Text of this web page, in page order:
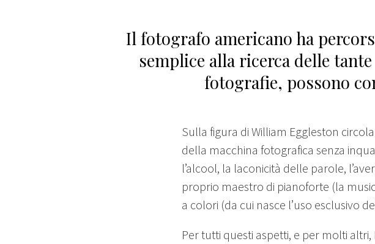
Il fotografo americano ha
semplice alla ricerca delle
fotografie, possono
Sulla figura di William Eggleston
della macchina fotografica senza
l’alcool, la laconicità delle parole,
proprio maestro di pianoforte (la
a colori (da cui nasce l’uso esclusivo
Per tutti questi aspetti, e per molti